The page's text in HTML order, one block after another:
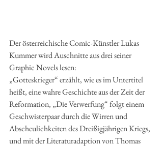
Der österreichische Comic-Künstler Lukas
Kummer wird Auschnitte aus drei seiner
Graphic Novels lesen:
„Gotteskrieger“ erzählt, wie es im Untertitel
heißt, eine wahre Geschichte aus der Zeit der
Reformation, „Die Verwerfung“ folgt einem
Geschwisterpaar durch die Wirren und
Abscheulichkeiten des Dreißigjährigen Kriegs,
und mit der Literaturadaption von Thomas